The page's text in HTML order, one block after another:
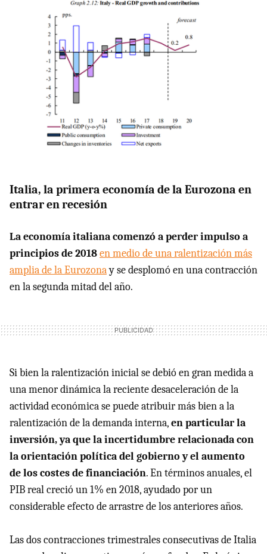
Italia, la primera economía de la Eurozona en
entrar en recesión
La economía italiana comenzó a perder impulso a
principios de 2018en medio de una ralentización más
amplia de la Eurozonay se desplomó en una contracción
en la segunda mitad del año.
Si bien la ralentización inicial se debió en gran medida a
una menor dinámica la reciente desaceleración de la
actividad económica se puede atribuir más bien a la
ralentización de la demanda interna,en particular la
inversión, ya que la incertidumbre relacionada con
la orientación política del gobierno y el aumento
de los costes de financiación. En términos anuales, el
PIB real creció un 1% en 2018, ayudado por un
considerable efecto de arrastre de los anteriores años.
Las dos contracciones trimestrales consecutivas de Italia